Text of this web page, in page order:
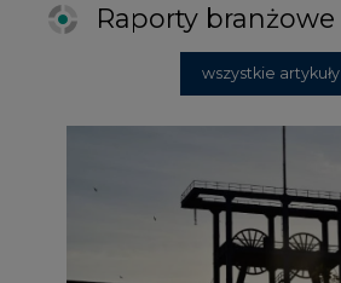
Raporty branżowe
wszystkie artykuły